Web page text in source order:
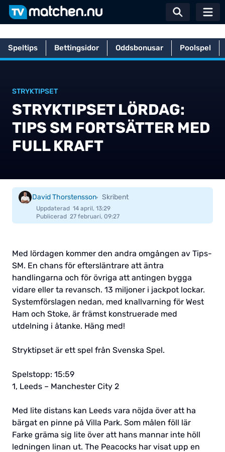
Växla
Speltips Bettingsidor Oddsbonusar Poolspel
Betting Poolspel Stryktipset Stryktipset lördag: Tips
STRYKTIPSET LÖRDAG:
TIPS SM FORTSÄTTER MED
FULL KRAFT
STRYKTIPSET
David Thorstensson Skribent
Uppdaterad 14 april, 13:29
Publicerad 27 februari, 09:27
Med lördagen kommer den andra omgången av Tips-
SM. En chans för eftersläntrare att äntra
handlingarna och för övriga att antingen bygga
vidare eller ta revansch. 13 miljoner i jackpot lockar.
Systemförslagen nedan, med knallvarning för West
Ham och Stoke, är främst konstruerade med
utdelning i åtanke. Häng med!
Stryktipset är ett spel från Svenska Spel.
Spelstopp: 15:59
1, Leeds – Manchester City 2
Med lite distans kan Leeds vara nöjda över att ha
bärgat en pinne på Villa Park. Som målen föll lär
Farke gräma sig lite över att hans mannar inte höll
ledningen linan ut. The Peacocks har visat upp en